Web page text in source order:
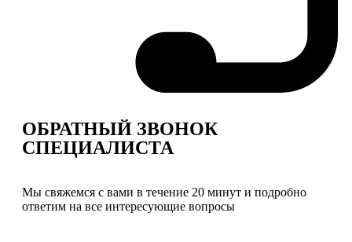
ОБРАТНЫЙ ЗВОНОК
СПЕЦИАЛИСТА
Мы свяжемся с вами в течение 20 минут и подробно
ответим на все интересующие вопросы